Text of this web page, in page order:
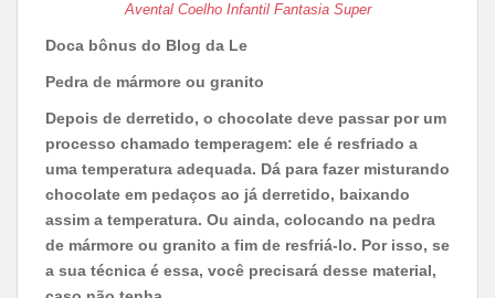
Avental Coelho Infantil Fantasia Super
Doca bônus do Blog da Le
Pedra de mármore ou granito
Depois de derretido, o chocolate deve passar por um
processo chamado temperagem: ele é resfriado a
uma temperatura adequada. Dá para fazer misturando
chocolate em pedaços ao já derretido, baixando
assim a temperatura. Ou ainda, colocando na pedra
de mármore ou granito a fim de resfriá-lo. Por isso, se
a sua técnica é essa, você precisará desse material,